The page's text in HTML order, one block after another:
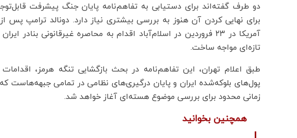
دو طرف گفته‌اند برای دستیابی به تفاهم‌نامه پایان جنگ پیشرفت
برای نهایی کردن آن هنوز به بررسی بیشتری نیاز دارد. دونالد ترامپ پس
آمریکا در ۲۳ فروردین در اسلام‌آباد اقدام به محاصره غیرقانونی
تازه‌ای مواجه ساخت.
طبق اعلام تهران، این تفاهم‌نامه در بحث بازگشایی تنگه هرمز،
پول‌های بلوکه‌شده ایران و پایان درگیری‌های نظامی در تمامی جبهه‌هاست
زمانی محدود برای بررسی موضوع هسته‌ای آغاز خواهد شد.
همچنین بخوانید